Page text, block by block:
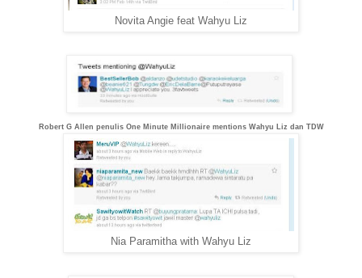
Novita Angie feat Wahyu Liz
Robert G Allen penulis One Minute Millionaire mentions Wahyu Liz dan TDW
Nia Paramitha with Wahyu Liz